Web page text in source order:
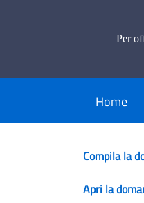
Home
Compila la
Apri la
Per